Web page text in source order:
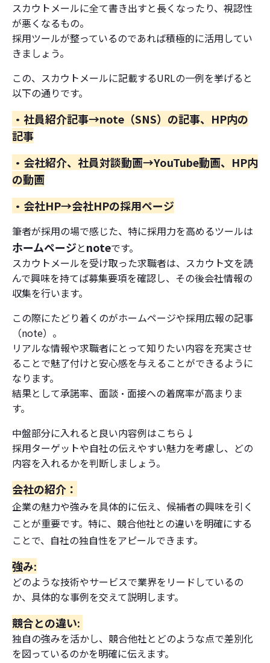
スカウトメールに全て書き出すと長くなったり、視認性
が悪くなるもの。
採用ツールが整っているのであれば積極的に活用してい
きましょう。
この、スカウトメールに記載するURLの一例を挙げると
以下の通りです。
・社員紹介記事→note（SNS）の記事、HP内の
記事
・会社紹介、社員対談動画→YouTube動画、HP内
の動画
・会社HP→会社HPの採用ページ
筆者が採用の場で感じた、特に採用力を高めるツールは
ホームページとnoteです。
スカウトメールを受け取った求職者は、スカウト文を読
んで興味を持てば募集要項を確認し、その後会社情報の
収集を行います。
この際にたどり着くのがホームページや採用広報の記事
（note）。
リアルな情報や求職者にとって知りたい内容を充実させ
ることで魅了付けと安心感を与えることができるように
なります。
結果として承諾率、面談・面接への着席率が高まりま
す。
中盤部分に入れると良い内容例はこちら↓
採用ターゲットや自社の伝えやすい魅力を考慮し、どの
内容を入れるかを判断しましょう。
会社の紹介：
企業の魅力や強みを具体的に伝え、候補者の興味を引く
ことが重要です。特に、競合他社との違いを明確にする
ことで、自社の独自性をアピールできます。
強み:
どのような技術やサービスで業界をリードしているの
か、具体的な事例を交えて説明します。
競合との違い:
独自の強みを活かし、競合他社とどのような点で差別化
を図っているのかを明確に伝えます。